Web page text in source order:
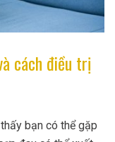
cách điều trị
bạn có thể gặp